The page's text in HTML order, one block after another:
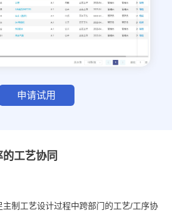
申请试用
工艺协同
制工艺设计过程中跨部门的工艺/工序协